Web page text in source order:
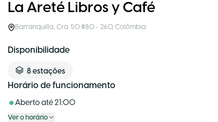
La Areté Libros y Café
Barranquilla, Cra. 50 #80 - 260, Colômbia
Disponibilidade
8estações
Horário de funcionamento
Aberto até21:00
Ver o horário